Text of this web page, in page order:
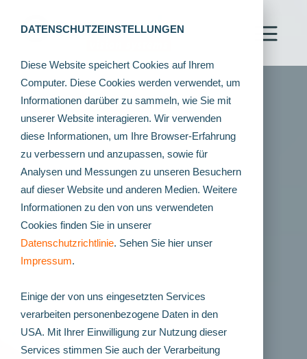
DATENSCHUTZEINSTELLUNGEN
Diese Website speichert Cookies auf Ihrem
Computer. Diese Cookies werden verwendet, um
Informationen darüber zu sammeln, wie Sie mit
unserer Website interagieren. Wir verwenden
diese Informationen, um Ihre Browser-Erfahrung
zu verbessern und anzupassen, sowie für
Analysen und Messungen zu unseren Besuchern
auf dieser Website und anderen Medien. Weitere
Informationen zu den von uns verwendeten
Cookies finden Sie in unserer
Datenschutzrichtlinie. Sehen Sie hier unser
Impressum.
Einige der von uns eingesetzten Services
verarbeiten personenbezogene Daten in den
USA. Mit Ihrer Einwilligung zur Nutzung dieser
Services stimmen Sie auch der Verarbeitung